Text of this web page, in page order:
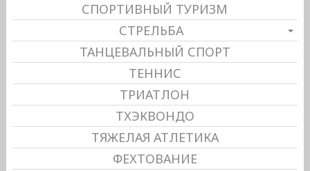
СПОРТИВНЫЙ ТУРИЗМ
СТРЕЛЬБА
ТАНЦЕВАЛЬНЫЙ СПОРТ
ТЕННИС
ТРИАТЛОН
ТХЭКВОНДО
ТЯЖЕЛАЯ АТЛЕТИКА
ФЕХТОВАНИЕ